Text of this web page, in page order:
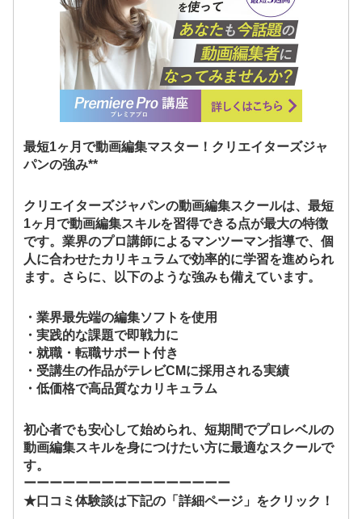
最短1ヶ月で動画編集マスター！クリエイターズジャ
パンの強み**
クリエイターズジャパンの動画編集スクールは、最短
1ヶ月で動画編集スキルを習得できる点が最大の特徴
です。業界のプロ講師によるマンツーマン指導で、個
人に合わせたカリキュラムで効率的に学習を進められ
ます。さらに、以下のような強みも備えています。
・業界最先端の編集ソフトを使用
・実践的な課題で即戦力に
・就職・転職サポート付き
・受講生の作品がテレビCMに採用される実績
・低価格で高品質なカリキュラム
初心者でも安心して始められ、短期間でプロレベルの
動画編集スキルを身につけたい方に最適なスクールで
す。
ーーーーーーーーーーーーーーーー
★口コミ体験談は下記の「詳細ページ」をクリック！